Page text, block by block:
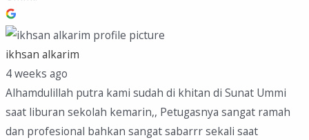
ikhsan alkarim
4 weeks ago
Alhamdulillah putra kami sudah di khitan di Sunat Ummi
saat liburan sekolah kemarin,, Petugasnya sangat ramah
dan profesional bahkan sangat sabarrr sekali saat